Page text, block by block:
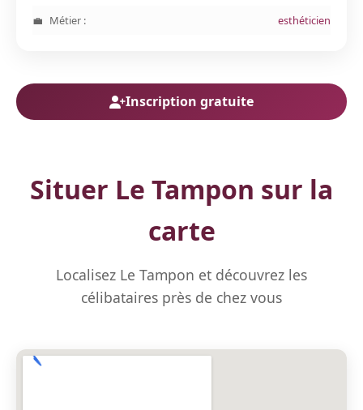
Métier : esthéticien
Inscription gratuite
Situer Le Tampon sur la
carte
Localisez Le Tampon et découvrez les
célibataires près de chez vous